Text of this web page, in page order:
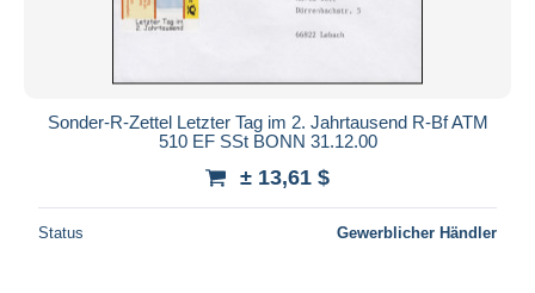
Sonder-R-Zettel Letzter Tag im 2. Jahrtausend R-Bf ATM
510 EF SSt BONN 31.12.00
± 13,61 $
Status Gewerblicher Händler